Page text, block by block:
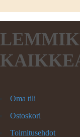
Oma tili
Ostoskori
Toimitusehdot